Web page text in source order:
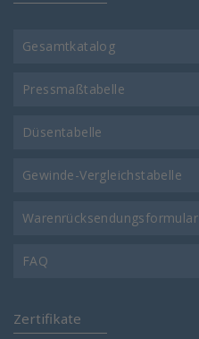
Gesamtkatalog
Pressmaßtabelle
Düsentabelle
Gewinde-Vergleichstabelle
Warenrücksendungsformular
FAQ
Zertifikate